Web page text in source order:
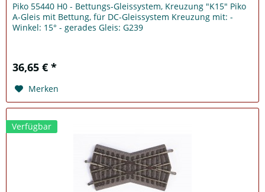
Piko 55440 H0 - Bettungs-Gleissystem, Kreuzung "K15" Piko
A-Gleis mit Bettung, für DC-Gleissystem Kreuzung mit: -
Winkel: 15° - gerades Gleis: G239
36,65 € *
Merken
Verfügbar